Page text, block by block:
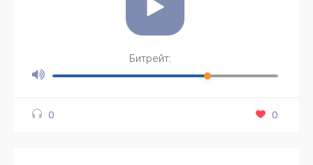
Битрейт:
0 0